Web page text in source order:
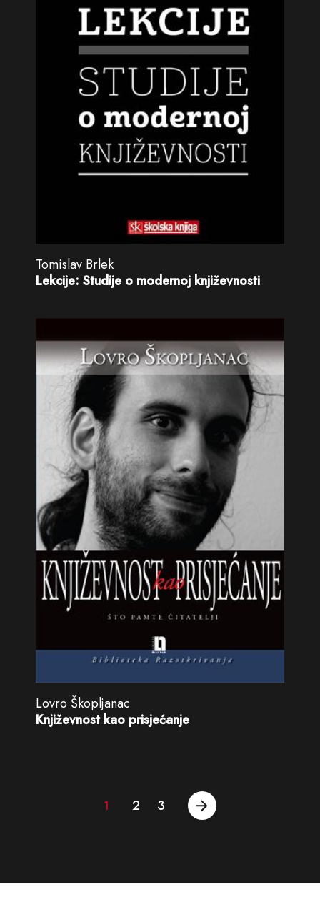
Tomislav Brlek
Lekcije: Studije o modernoj književnosti
Lovro Škopljanac
Književnost kao prisjećanje
1 2 3